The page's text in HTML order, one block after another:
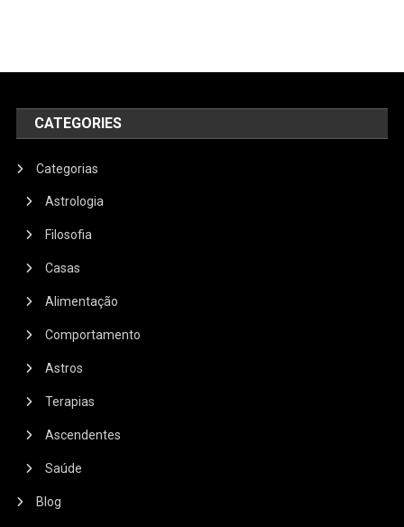
CATEGORIES
Categorias
Astrologia
Filosofia
Casas
Alimentação
Comportamento
Astros
Terapias
Ascendentes
Saúde
Blog